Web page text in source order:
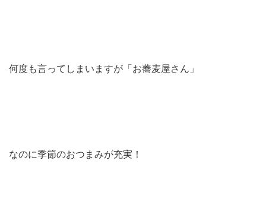
何度も言ってしまいますが「お蕎麦屋さん」
なのに季節のおつまみが充実！